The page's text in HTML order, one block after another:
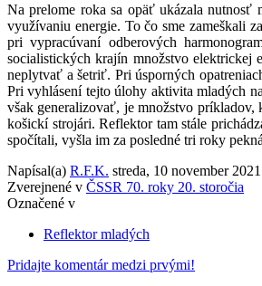
Na prelome roka sa opäť ukázala nutnosť
využívaniu energie. To čo sme zameškali
pri vypracúvaní odberových
socialistických krajín množstvo elektrickej
neplytvať a šetriť. Pri úsporných
Pri vyhlásení tejto úlohy aktivita mladých
však generalizovať, je množstvo príkladov,
košickí strojári. Reflektor tam stále
spočítali, vyšla im za posledné tri roky
Napísal(a) R.F.K. streda, 10 november
Zverejnené v ČSSR 70. roky 20. storočia
Označené v
Reflektor mladých
Pridajte komentár medzi prvými!